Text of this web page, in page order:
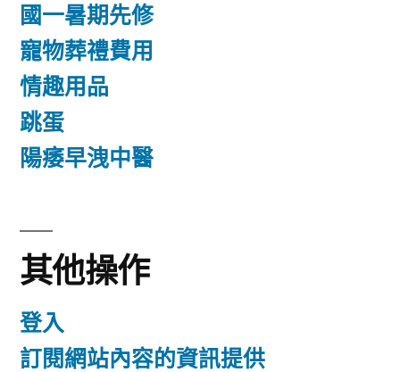
國一暑期先修
寵物葬禮費用
情趣用品
跳蛋
陽痿早洩中醫
其他操作
登入
訂閱網站內容的資訊提供